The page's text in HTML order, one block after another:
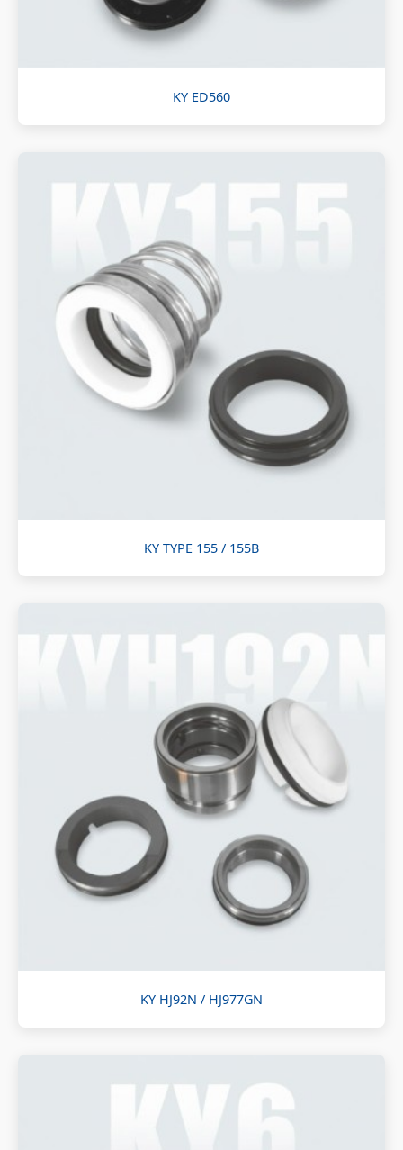
KY ED560
KY TYPE 155 / 155B
KY HJ92N / HJ977GN